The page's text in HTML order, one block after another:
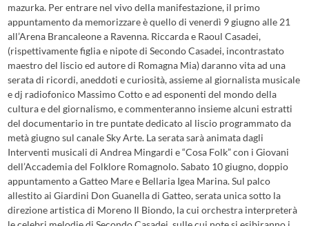
mazurka. Per entrare nel vivo della manifestazione, il primo
appuntamento da memorizzare è quello di venerdì 9 giugno alle 21
all’Arena Brancaleone a Ravenna. Riccarda e Raoul Casadei,
(rispettivamente figlia e nipote di Secondo Casadei, incontrastato
maestro del liscio ed autore di Romagna Mia) daranno vita ad una
serata di ricordi, aneddoti e curiosità, assieme al giornalista musicale
e dj radiofonico Massimo Cotto e ad esponenti del mondo della
cultura e del giornalismo, e commenteranno insieme alcuni estratti
del documentario in tre puntate dedicato al liscio programmato da
metà giugno sul canale Sky Arte. La serata sarà animata dagli
Interventi musicali di Andrea Mingardi e “Cosa Folk” con i Giovani
dell’Accademia del Folklore Romagnolo. Sabato 10 giugno, doppio
appuntamento a Gatteo Mare e Bellaria Igea Marina. Sul palco
allestito ai Giardini Don Guanella di Gatteo, serata unica sotto la
direzione artistica di Moreno Il Biondo, la cui orchestra interpreterà